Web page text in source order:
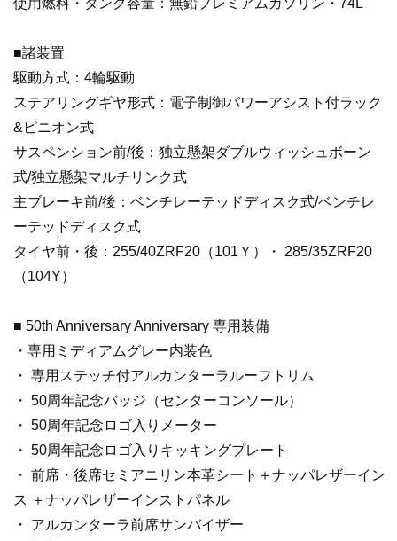
使用燃料・タンク容量：無鉛プレミアムガソリン・74L
■諸装置
駆動方式：4輪駆動
ステアリングギヤ形式：電子制御パワーアシスト付ラック
&ピニオン式
サスペンション前/後：独立懸架ダブルウィッシュボーン
式/独立懸架マルチリンク式
主ブレーキ前/後：ベンチレーテッドディスク式/ベンチレ
ーテッドディスク式
タイヤ前・後：255/40ZRF20（101Ｙ）・ 285/35ZRF20
（104Y）
■ 50th Anniversary Anniversary 専用装備
・専用ミディアムグレー内装色
・ 専用ステッチ付アルカンターラルーフトリム
・ 50周年記念バッジ（センターコンソール）
・ 50周年記念ロゴ入りメーター
・ 50周年記念ロゴ入りキッキングプレート
・ 前席・後席セミアニリン本革シート＋ナッパレザーイン
ス ＋ナッパレザーインストパネル
・ アルカンターラ前席サンバイザー